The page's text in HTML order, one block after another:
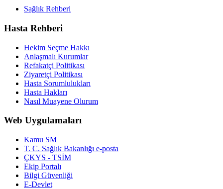
Sağlık Rehberi
Hasta Rehberi
Hekim Seçme Hakkı
Anlaşmalı Kurumlar
Refakatçi Politikası
Ziyaretçi Politikası
Hasta Sorumlulukları
Hasta Hakları
Nasıl Muayene Olurum
Web Uygulamaları
Kamu SM
T. C. Sağlık Bakanlığı e-posta
ÇKYS - TSİM
Ekip Portalı
Bilgi Güvenliği
E-Devlet